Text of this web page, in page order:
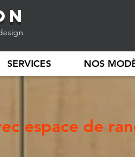
SERVICES NOS
espace de